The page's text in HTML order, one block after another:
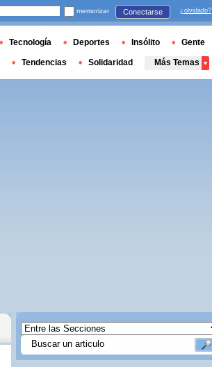
memorizar Conectarse ¿olvidado?
Tecnología Deportes Insólito Gente
Tendencias Solidaridad Más Temas